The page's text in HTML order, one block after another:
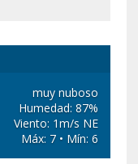
muy nuboso
Humedad: 87%
Viento: 1m/s NE
Máx: 7 • Mín: 6